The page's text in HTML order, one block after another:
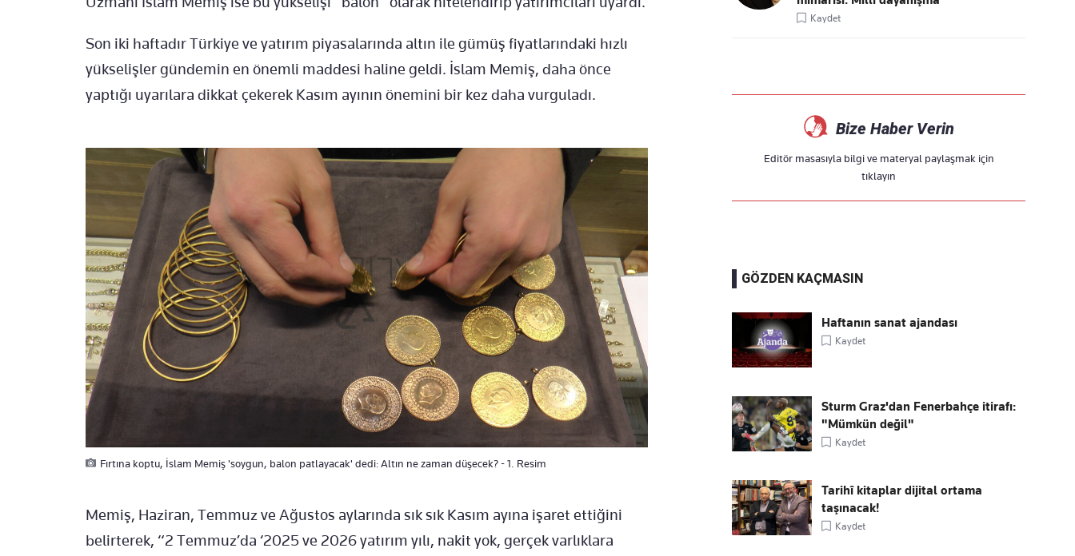
Son iki haftadır Türkiye ve yatırım piyasalarında altın ile gümüş fiyatlarındaki hızlı
yükselişler gündemin en önemli maddesi haline geldi. İslam Memiş, daha önce
yaptığı uyarılara dikkat çekerek Kasım ayının önemini bir kez daha vurguladı.
Fırtına koptu, İslam Memiş 'soygun, balon patlayacak' dedi: Altın ne zaman düşecek? - 1. Resim
Memiş, Haziran, Temmuz ve Ağustos aylarında sık sık Kasım ayına işaret ettiğini
belirterek, “2 Temmuz’da ‘2025 ve 2026 yatırım yılı, nakit yok, gerçek varlıklara
Kaydet
Bize Haber Verin
Editör masasıyla bilgi ve materyal paylaşmak için
tıklayın
GÖZDEN KAÇMASIN
Haftanın sanat ajandası
Kaydet
Sturm Graz'dan Fenerbahçe itirafı:
"Mümkün değil"
Kaydet
Tarihî kitaplar dijital ortama
taşınacak!
Kaydet